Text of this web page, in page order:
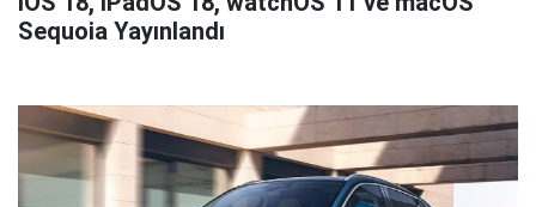
Sequoia Yayınlandı